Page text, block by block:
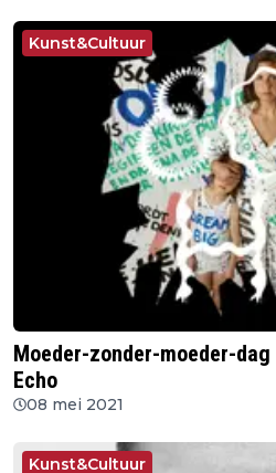
Kunst&Cultuur
Moeder-zonder-moeder-
Echo
08 mei 2021
Kunst&Cultuur